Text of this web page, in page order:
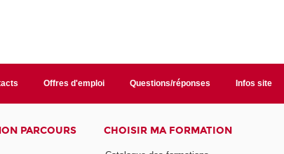
Offres d'emploi Questions/réponses Infos site
PARCOURS CHOISIR MA FORMATION